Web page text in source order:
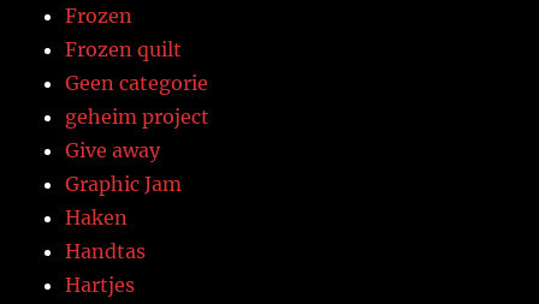
Frozen
Frozen quilt
Geen categorie
geheim project
Give away
Graphic Jam
Haken
Handtas
Hartjes